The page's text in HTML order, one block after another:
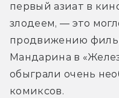
первый азиат в
злодеем, — это
продвижению
Мандарина в
обыграли очень
комиксов.